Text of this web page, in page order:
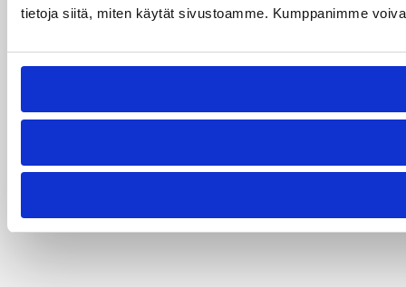
tietoja siitä, miten käytät sivustoamme. Kumppanimme